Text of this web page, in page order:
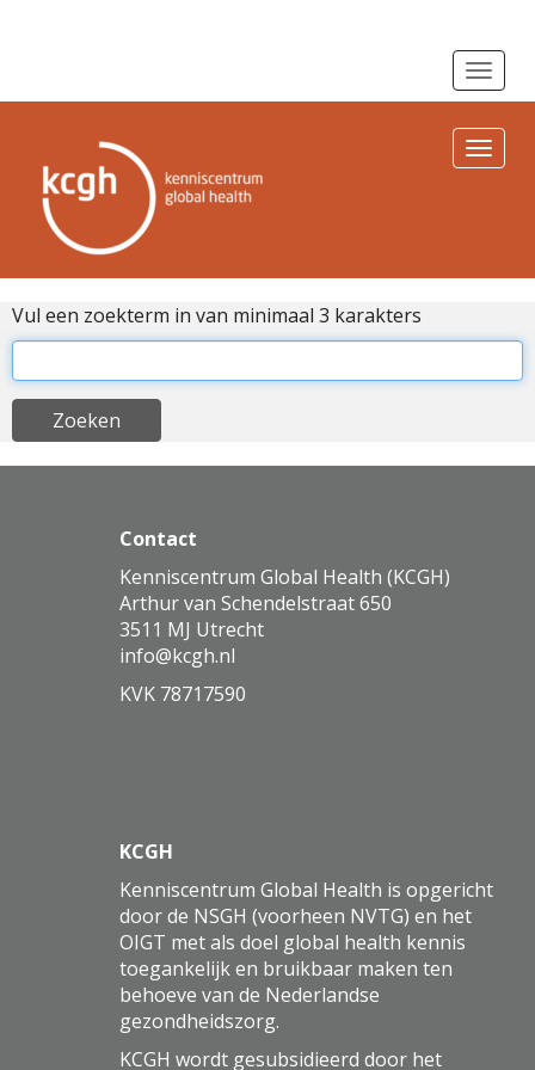
Toggle
Toggle
Vul een zoekterm in van minimaal 3 karakters
Zoeken
Contact
Kenniscentrum Global Health (KCGH)
Arthur van Schendelstraat 650
3511 MJ Utrecht
ofni@kcgh.nl
KVK 78717590
KCGH
Kenniscentrum Global Health is opgericht
door de NSGH (voorheen NVTG) en het
OIGT met als doel global health kennis
toegankelijk en bruikbaar maken ten
behoeve van de Nederlandse
gezondheidszorg.
KCGH wordt gesubsidieerd door het